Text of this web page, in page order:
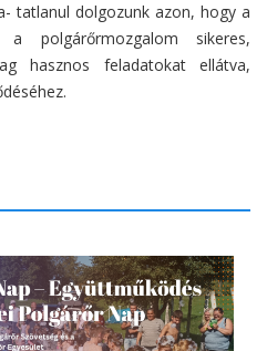
tatlanul dolgozunk azon, hogy a
a polgárőrmozgalom sikeres,
hasznos feladatokat ellátva,